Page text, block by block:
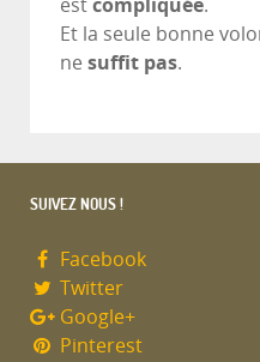
est compliquée.
Et la seule bonne
ne suffit pas.
SUIVEZ NOUS !
Facebook
Twitter
Google+
Pinterest